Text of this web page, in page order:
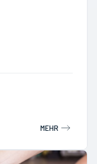
MEHR